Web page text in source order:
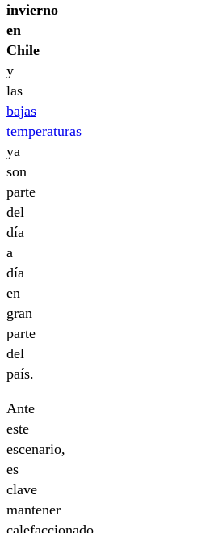
invierno
en
Chile
y
las
bajas
temperaturas
ya
son
parte
del
día
a
día
en
gran
parte
del
país.
Ante
este
escenario,
es
clave
mantener
calefaccionado